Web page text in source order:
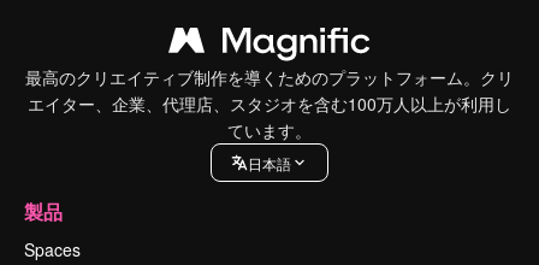
最高のクリエイティブ制作を導くためのプラットフォーム。クリ
エイター、企業、代理店、スタジオを含む100万人以上が利用し
ています。
日本語
製品
Spaces